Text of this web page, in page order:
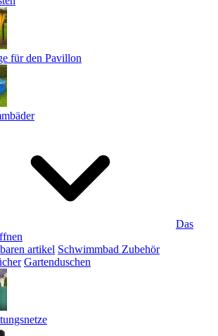
für den Pavillon
Das
artikel Schwimmbad Zubehör
Gartenduschen